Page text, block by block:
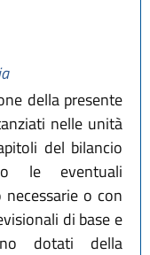
della presente
nelle unità
del bilancio
le eventuali
o con
di base e
dotati della